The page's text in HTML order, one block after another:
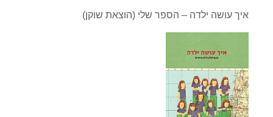
איך עושה ילדה – הספר שלי (הוצאת שוקן)